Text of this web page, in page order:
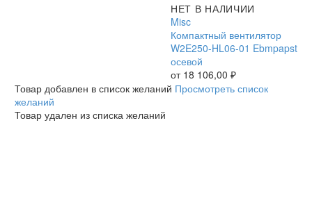
Компактный
вентилятор
W2E250-
HL06-
01
Ebmpapst
осевой
НЕТ В НАЛИЧИИ
Misc
Компактный вентилятор
W2E250-HL06-01 Ebmpapst
осевой
от 18 106,00 ₽
Товар добавлен в список желаний Просмотреть список
желаний
Товар удален из списка желаний